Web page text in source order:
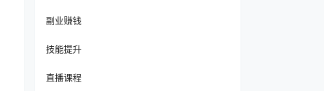
副业赚钱
技能提升
直播课程